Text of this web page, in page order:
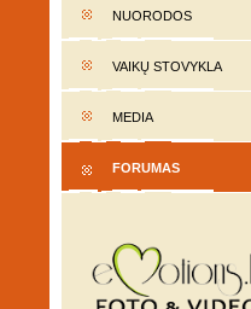
NUORODOS
VAIKŲ STOVYKLA
MEDIA
FORUMAS